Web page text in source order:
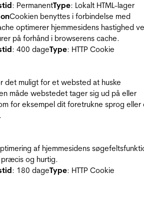
: PermanentType: Lokalt HTML-lager
Cookien benyttes i forbindelse med
optimerer hjemmesidens hastighed
på forhånd i browserens cache.
: 400 dageType: HTTP Cookie
det muligt for et websted at huske
måde webstedet tager sig ud på eller
for eksempel dit foretrukne sprog eller
af hjemmesidens
og hurtig.
: 180 dageType: HTTP Cookie